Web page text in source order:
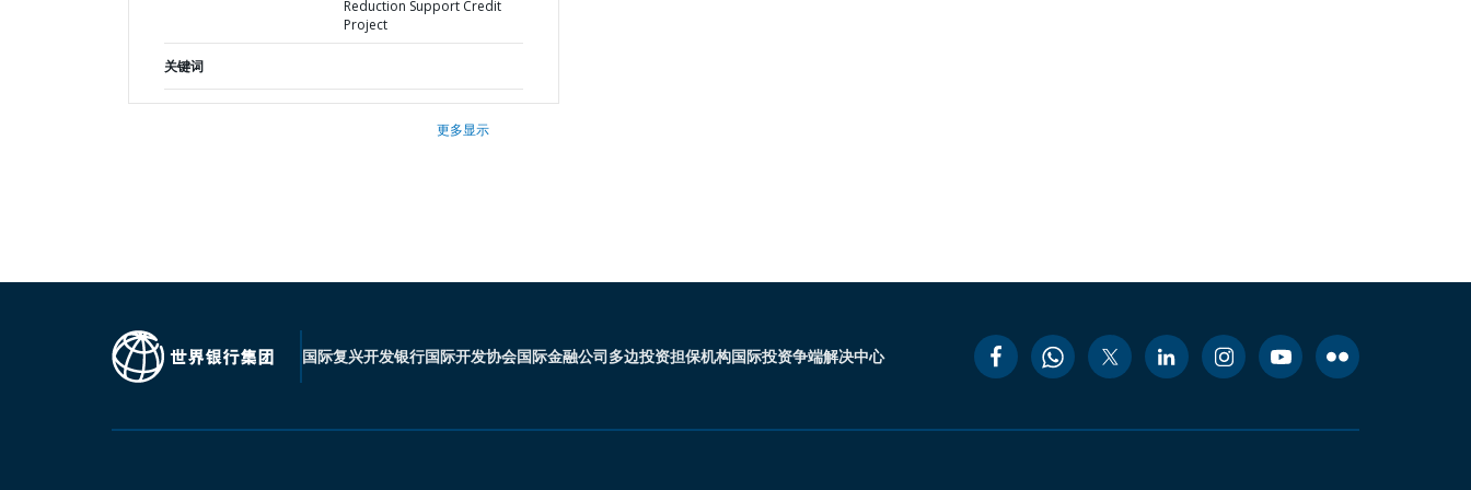
Reduction Support Credit
Project
关键词
更多显示
国际复兴开发银行国际开发协会国际金融公司多边投资担保机构国际投资争端解决中心